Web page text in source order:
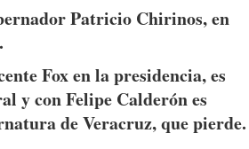
Patricio Chirinos, en
Fox en la presidencia, es
y con Felipe Calderón es
de Veracruz, que pierde.